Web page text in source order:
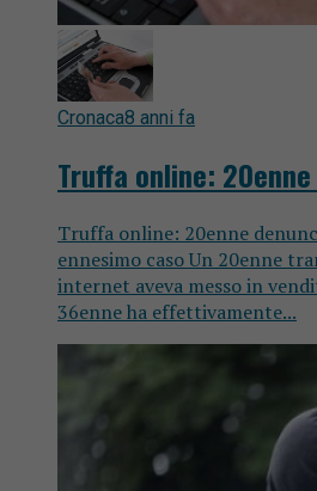
Cronaca8 anni fa
Truffa online:
Truffa online: 20enne
ennesimo caso Un 20enne
internet aveva messo in
36enne ha effettivamente...